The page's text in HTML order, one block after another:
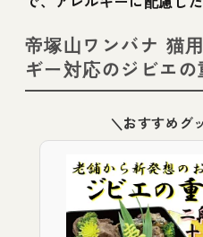
帝塚山ワンバナ 猫
ギー対応のジビエの
＼おすすめグ